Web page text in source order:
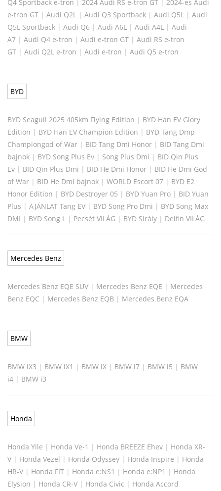
Q4 Sportback e-tron | 2024 Audi RS e-tron GT | 2024-es Audi
e-tron GT | Audi Q2L | Audi Q3 Sportback | Audi Q5L | Audi
Q5L Sportback | Audi Q6 | Audi A6L | Audi A4L | Audi
A7 | Audi Q4 e-tron | Audi e-tron GT | Audi RS e-tron
GT | Audi Q2L e-tron | Audi e-tron | Audi Q5 e-tron
BYD
BYD Seagull 2025 405km Flying Edition | BYD Han EV Glory
Edition | BYD Han EV Champion Edition | BYD Tang Dmp
Championgod of War | BID Tang Dmi Honor | BID Tang Dmi
bajnok | BYD Song Plus Ev | Song Plus Dmi | BID Qin Plus
Ev | BID Qin Plus Dmi | BID He Dmi Honor | BID He Dmi God
of War | BID He Dmi bajnok | WORLD Escort 07 | BYD E2
Honor Edition | BYD Destroyer 05 | BYD Yuan Pro | BID Yuan
Plus | AJÁNLAT Tang EV | BYD Song Pro Dmi | BYD Song Max
DMI | BYD Song L | Pecsét VILÁG | BYD Sirály | Delfin VILÁG
Mercedes Benz
Mercedes Benz EQE SUV | Mercedes Benz EQE | Mercedes
Benz EQC | Mercedes Benz EQB | Mercedes Benz EQA
BMW
BMW iX3 | BMW iX1 | BMW iX | BMW i7 | BMW i5 | BMW
i4 | BMW i3
Honda
Honda Yile | Honda Ve-1 | Honda BREEZE Ehev | Honda XR-
V | Honda Vezel | Honda Odyssey | Honda Inspire | Honda
HR-V | Honda FIT | Honda e:NS1 | Honda e:NP1 | Honda
Elysion | Honda CR-V | Honda Civic | Honda Accord